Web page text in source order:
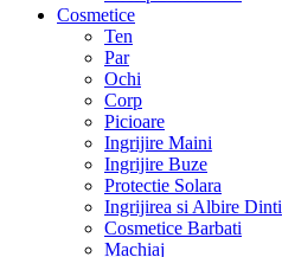
Cosmetice
Ten
Par
Ochi
Corp
Picioare
Ingrijire Maini
Ingrijire Buze
Protectie Solara
Ingrijirea si Albire Dinti
Cosmetice Barbati
Machiaj